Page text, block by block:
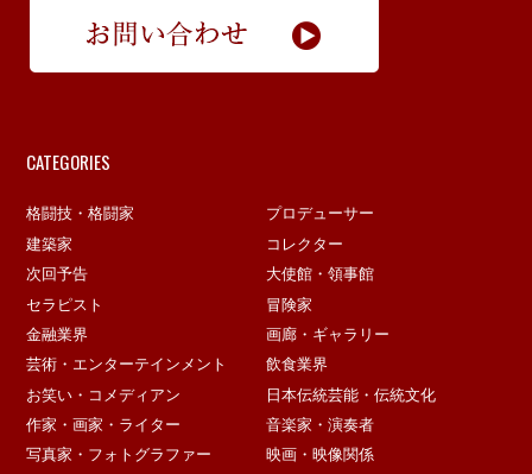
CATEGORIES
格闘技・格闘家
プロデューサー
建築家
コレクター
次回予告
大使館・領事館
セラピスト
冒険家
金融業界
画廊・ギャラリー
芸術・エンターテインメント
飲食業界
お笑い・コメディアン
日本伝統芸能・伝統文化
作家・画家・ライター
音楽家・演奏者
写真家・フォトグラファー
映画・映像関係